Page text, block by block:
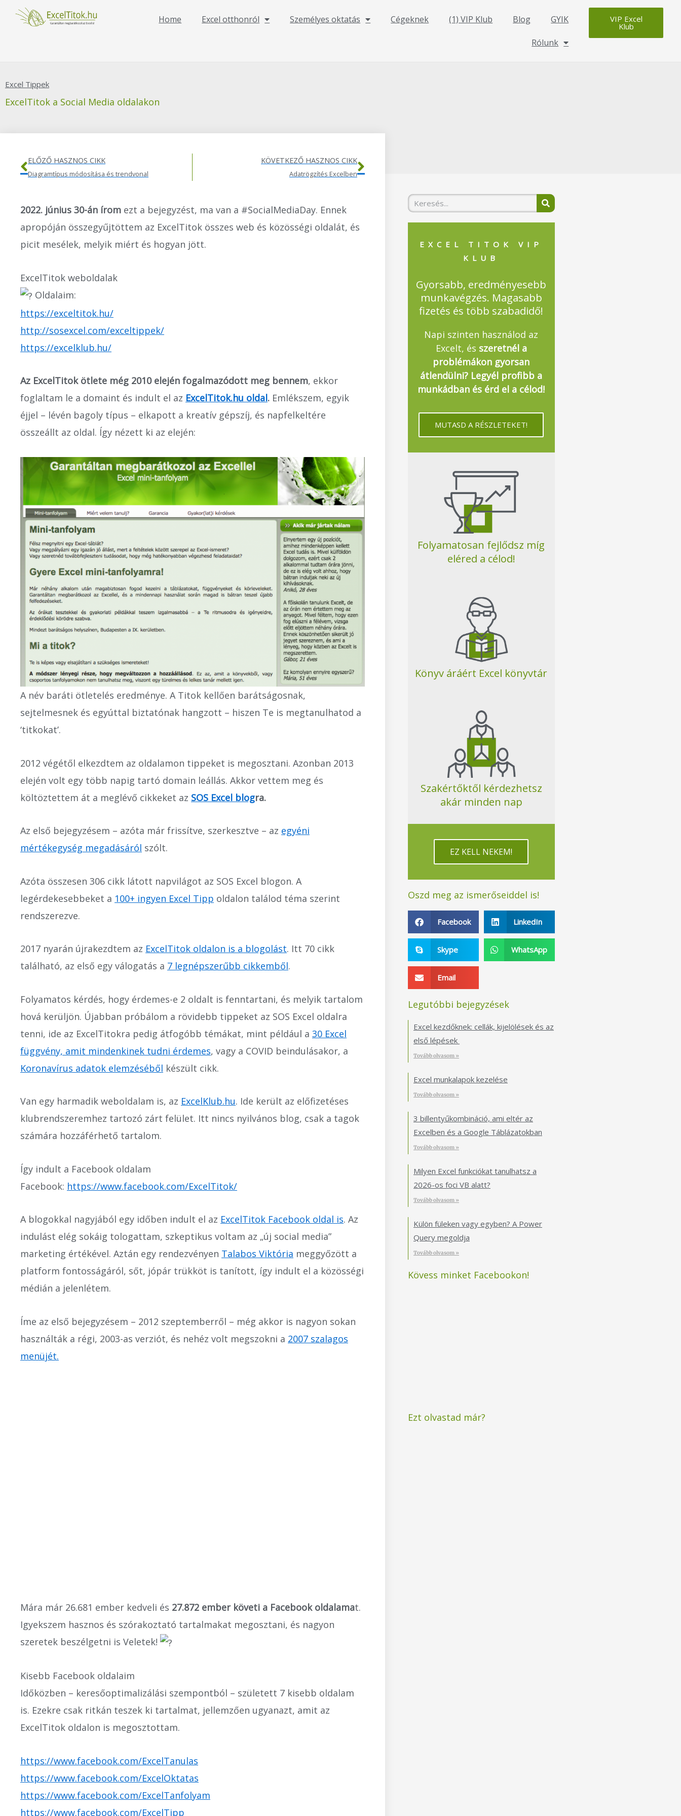
Home Excel otthonról Személyes oktatás Cégeknek (1) VIP Klub Blog GYIK
Rólunk
VIP Excel
Klub
Excel Tippek
ExcelTitok a Social Media oldalakon
Előző
ELŐZŐ HASZNOS CIKK
Diagramtípus módosítása és trendvonal
KÖVETKEZŐ HASZNOS CIKK
Adatrögzítés Excelben
Következő
2022. június 30-án írom ezt a bejegyzést, ma van a #SocialMediaDay. Ennek
apropóján összegyűjtöttem az ExcelTitok összes web és közösségi oldalát, és
picit mesélek, melyik miért és hogyan jött.
ExcelTitok weboldalak
Oldalaim:
https://exceltitok.hu/
http://sosexcel.com/exceltippek/
https://excelklub.hu/
Az ExcelTitok ötlete még 2010 elején fogalmazódott meg bennem, ekkor
foglaltam le a domaint és indult el az ExcelTitok.hu oldal. Emlékszem, egyik
éjjel – lévén bagoly típus – elkapott a kreatív gépszíj, és napfelkeltére
összeállt az oldal. Így nézett ki az elején:
A név baráti ötletelés eredménye. A Titok kellően barátságosnak,
sejtelmesnek és egyúttal biztatónak hangzott – hiszen Te is megtanulhatod a
‘titkokat’.
2012 végétől elkezdtem az oldalamon tippeket is megosztani. Azonban 2013
elején volt egy több napig tartó domain leállás. Akkor vettem meg és
költöztettem át a meglévő cikkeket az SOS Excel blogra.
Az első bejegyzésem – azóta már frissítve, szerkesztve – az egyéni
mértékegység megadásáról szólt.
Azóta összesen 306 cikk látott napvilágot az SOS Excel blogon. A
legérdekesebbeket a 100+ ingyen Excel Tipp oldalon találod téma szerint
rendszerezve.
2017 nyarán újrakezdtem az ExcelTitok oldalon is a blogolást. Itt 70 cikk
található, az első egy válogatás a 7 legnépszerűbb cikkemből.
Folyamatos kérdés, hogy érdemes-e 2 oldalt is fenntartani, és melyik tartalom
hová kerüljön. Újabban próbálom a rövidebb tippeket az SOS Excel oldalra
tenni, ide az ExcelTitokra pedig átfogóbb témákat, mint például a 30 Excel
függvény, amit mindenkinek tudni érdemes, vagy a COVID beindulásakor, a
Koronavírus adatok elemzéséből készült cikk.
Van egy harmadik weboldalam is, az ExcelKlub.hu. Ide került az előfizetéses
klubrendszeremhez tartozó zárt felület. Itt nincs nyilvános blog, csak a tagok
számára hozzáférhető tartalom.
Így indult a Facebook oldalam
Facebook: https://www.facebook.com/ExcelTitok/
A blogokkal nagyjából egy időben indult el az ExcelTitok Facebook oldal is. Az
indulást elég sokáig tologattam, szkeptikus voltam az „új social media”
marketing értékével. Aztán egy rendezvényen Talabos Viktória meggyőzött a
platform fontosságáról, sőt, jópár trükköt is tanított, így indult el a közösségi
médián a jelenlétem.
Íme az első bejegyzésem – 2012 szeptemberről – még akkor is nagyon sokan
használták a régi, 2003-as verziót, és nehéz volt megszokni a 2007 szalagos
menüjét.
Mára már 26.681 ember kedveli és 27.872 ember követi a Facebook oldalamat.
Igyekszem hasznos és szórakoztató tartalmakat megosztani, és nagyon
szeretek beszélgetni is Veletek!
Kisebb Facebook oldalaim
Időközben – keresőoptimalizálási szempontból – született 7 kisebb oldalam
is. Ezekre csak ritkán teszek ki tartalmat, jellemzően ugyanazt, amit az
ExcelTitok oldalon is megosztottam.
https://www.facebook.com/ExcelTanulas
https://www.facebook.com/ExcelOktatas
https://www.facebook.com/ExcelTanfolyam
https://www.facebook.com/ExcelTipp
Keresés
EXCEL TITOK VIP
KLUB
Gyorsabb, eredményesebb
munkavégzés. Magasabb
fizetés és több szabadidő!
Napi szinten használod az
Excelt, és szeretnél a
problémákon gyorsan
átlendülni? Legyél profibb a
munkádban és érd el a célod!
MUTASD A RÉSZLETEKET!
Folyamatosan fejlődsz míg
eléred a célod!
Könyv áráért Excel könyvtár
Szakértőktől kérdezhetsz
akár minden nap
EZ KELL NEKEM!
Oszd meg az ismerőseiddel is!
Facebook LinkedIn
Skype WhatsApp
Email
Legutóbbi bejegyzések
Excel kezdőknek: cellák, kijelölések és az
első lépések
Tovább olvasom »
Excel munkalapok kezelése
Tovább olvasom »
3 billentyűkombináció, ami eltér az
Excelben és a Google Táblázatokban
Tovább olvasom »
Milyen Excel funkciókat tanulhatsz a
2026-os foci VB alatt?
Tovább olvasom »
Külön füleken vagy egyben? A Power
Query megoldja
Tovább olvasom »
Kövess minket Facebookon!
Ezt olvastad már?